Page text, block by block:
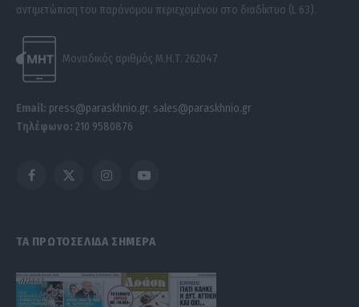
αντιμετώπιση του παράνομου περιεχομένου στο διαδίκτυο (L 63).
Μοναδικός αριθμός Μ.Η.Τ. 262047
Email: press@paraskhnio.gr, sales@paraskhnio.gr
Τηλέφωνο: 210 9580876
Facebook
X
InstagramYouTube
ΤΑ ΠΡΩΤΟΣΕΛΙΔΑ ΣΗΜΕΡΑ